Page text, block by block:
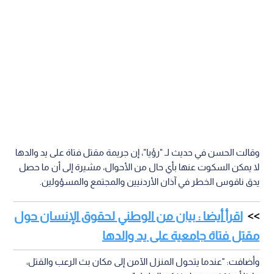
وقالت الحسن في حديث لـ "رؤيا"، إن جريمة مقتل فتاة على يد والدها
لا يمكن السكوت عنها بأي حال من الأحوال، مشيرة إلى أن ما حصل
يدق ناقوس الخطر في آذان الأردنيين والمجتمع والمسؤولين.
اقرأ أيضا : بيان من الوطني لحقوق الإنسان حول
مقتل فتاة جامعية على يد والدها
وأضافت: "عندما يتحول المنزل الآمن إلى مكان بث الرعب والقتل،